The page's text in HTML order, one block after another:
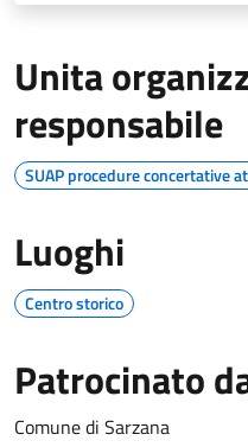
Unita
responsabile
SUAP procedure concertative
Luoghi
Centro storico
Patrocinato
Comune di Sarzana